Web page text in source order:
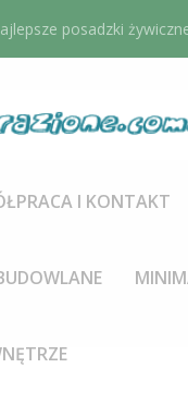
posadzki
I KONTAKT